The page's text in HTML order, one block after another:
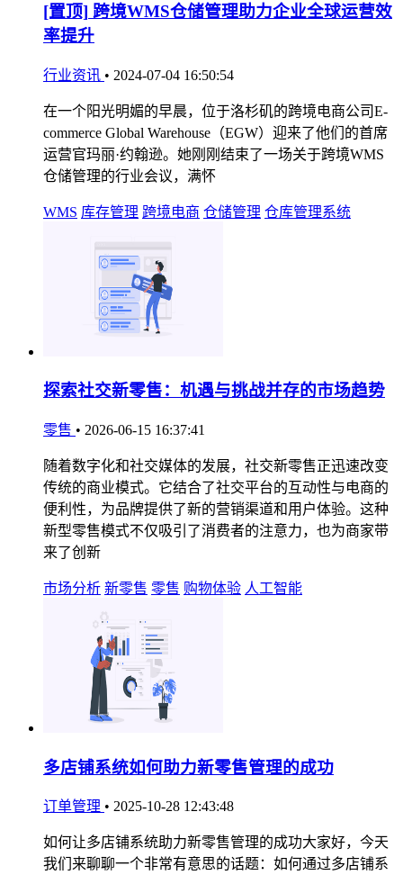
[置顶] 跨境WMS仓储管理助力企业全球运营效
率提升
行业资讯 • 2024-07-04 16:50:54
在一个阳光明媚的早晨，位于洛杉矶的跨境电商公司E-
commerce Global Warehouse（EGW）迎来了他们的首席
运营官玛丽·约翰逊。她刚刚结束了一场关于跨境WMS
仓储管理的行业会议，满怀
WMS 库存管理 跨境电商 仓储管理 仓库管理系统
探索社交新零售：机遇与挑战并存的市场趋势
零售 • 2026-06-15 16:37:41
随着数字化和社交媒体的发展，社交新零售正迅速改变
传统的商业模式。它结合了社交平台的互动性与电商的
便利性，为品牌提供了新的营销渠道和用户体验。这种
新型零售模式不仅吸引了消费者的注意力，也为商家带
来了创新
市场分析 新零售 零售 购物体验 人工智能
多店铺系统如何助力新零售管理的成功
订单管理 • 2025-10-28 12:43:48
如何让多店铺系统助力新零售管理的成功大家好，今天
我们来聊聊一个非常有意思的话题：如何通过多店铺系